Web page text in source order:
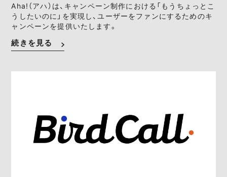
Aha!（アハ）は、キャンペーン制作における「もうちょっとこ
うしたいのに」を実現し、ユーザーをファンにするためのキ
ャンペーンを提供いたします。
続きを見る